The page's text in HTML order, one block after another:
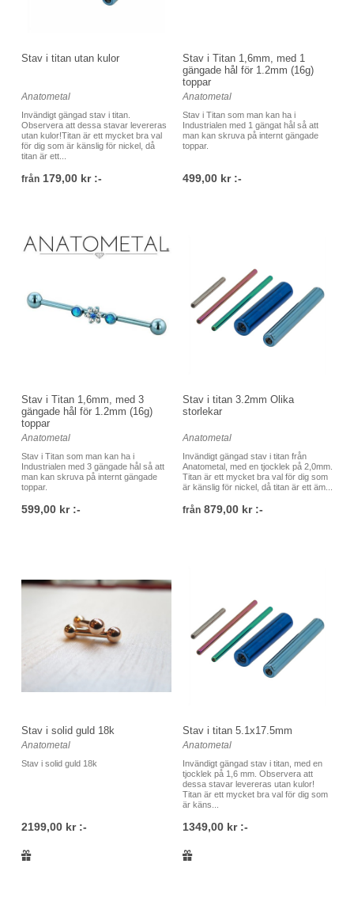
Stav i titan utan kulor
Anatometal
Invändigt gängad stav i titan.
Observera att dessa stavar levereras
utan kulor!Titan är ett mycket bra val
för dig som är känslig för nickel, då
titan är ett...
från 179,00 kr :-
Stav i Titan 1,6mm, med 1
gängade hål för 1.2mm (16g)
toppar
Anatometal
Stav i Titan som man kan ha i
Industrialen med 1 gängat hål så att
man kan skruva på internt gängade
toppar.
499,00 kr :-
Stav i Titan 1,6mm, med 3
gängade hål för 1.2mm (16g)
toppar
Anatometal
Stav i Titan som man kan ha i
Industrialen med 3 gängade hål så att
man kan skruva på internt gängade
toppar.
599,00 kr :-
Stav i titan 3.2mm Olika
storlekar
Anatometal
Invändigt gängad stav i titan från
Anatometal, med en tjocklek på 2,0mm.
Titan är ett mycket bra val för dig som
är känslig för nickel, då titan är ett äm...
från 879,00 kr :-
Stav i solid guld 18k
Anatometal
Stav i solid guld 18k
2199,00 kr :-
Stav i titan 5.1x17.5mm
Anatometal
Invändigt gängad stav i titan, med en
tjocklek på 1,6 mm. Observera att
dessa stavar levereras utan kulor!
Titan är ett mycket bra val för dig som
är käns...
1349,00 kr :-